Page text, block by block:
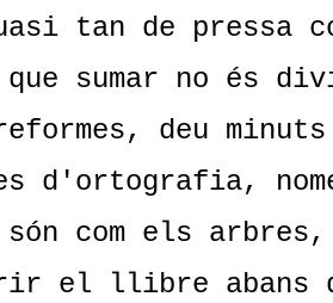
tan de pressa
que sumar no és
deu
d'ortografia,
com els
el llibre